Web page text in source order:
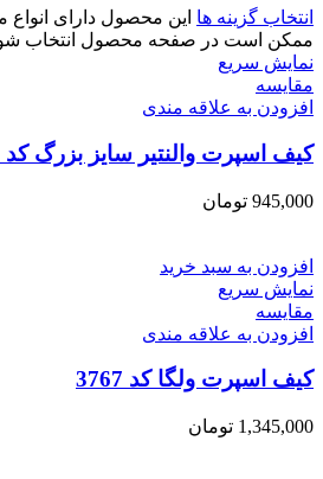
انتخاب گزینه ها این محصول دارای انواع
ممکن است در صفحه محصول انتخاب
نمایش سریع
مقايسه
افزودن به علاقه مندی
کیف اسپرت والنتیر سایز بزرگ کد 3169
945,000 تومان
افزودن به سبد خرید
نمایش سریع
مقايسه
افزودن به علاقه مندی
کیف اسپرت ولگا کد 3767
1,345,000 تومان